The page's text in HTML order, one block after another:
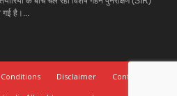
है।...
Disclaimer
Contact Us